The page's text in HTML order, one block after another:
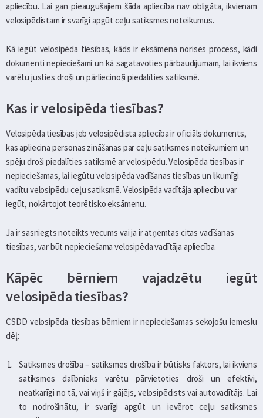
apliecību. Lai gan pieaugušajiem šāda apliecība nav obligāta, ikvienam
velosipēdistam ir svarīgi apgūt ceļu satiksmes noteikumus.
Kā iegūt velosipēda tiesības, kāds ir eksāmena norises process, kādi
dokumenti nepieciešami un kā sagatavoties pārbaudījumam, lai ikviens
varētu justies droši un pārliecinoši piedalīties satiksmē.
Kas ir velosipēda tiesības?
Velosipēda tiesības jeb velosipēdista apliecība ir oficiāls dokuments,
kas apliecina personas zināšanas par ceļu satiksmes noteikumiem un
spēju droši piedalīties satiksmē ar velosipēdu. Velosipēda tiesības ir
nepieciešamas, lai iegūtu velosipēda vadīšanas tiesības un likumīgi
vadītu velosipēdu ceļu satiksmē. Velosipēda vadītāja apliecību var
iegūt, nokārtojot teorētisko eksāmenu.
Ja ir sasniegts noteikts vecums vai ja ir atņemtas citas vadīšanas
tiesības, var būt nepieciešama velosipēda vadītāja apliecība.
Kāpēc bērniem vajadzētu iegūt
velosipēda tiesības?
CSDD velosipēda tiesības bērniem ir nepieciešamas sekojošu iemeslu
dēļ:
Satiksmes drošība – satiksmes drošība ir būtisks faktors, lai ikviens
satiksmes dalībnieks varētu pārvietoties droši un efektīvi,
neatkarīgi no tā, vai viņš ir gājējs, velosipēdists vai autovadītājs. Lai
to nodrošinātu, ir svarīgi apgūt un ievērot ceļu satiksmes